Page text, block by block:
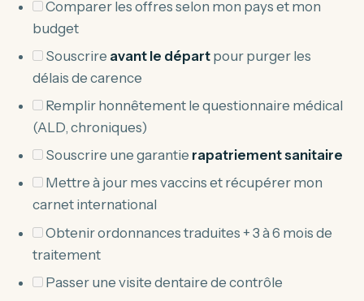
Comparer les offres selon mon pays et mon
budget
Souscrire avant le départ pour purger les
délais de carence
Remplir honnêtement le questionnaire médical
(ALD, chroniques)
Souscrire une garantie rapatriement sanitaire
Mettre à jour mes vaccins et récupérer mon
carnet international
Obtenir ordonnances traduites + 3 à 6 mois de
traitement
Passer une visite dentaire de contrôle